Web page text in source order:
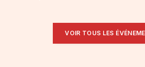
VOIR TOUS LES